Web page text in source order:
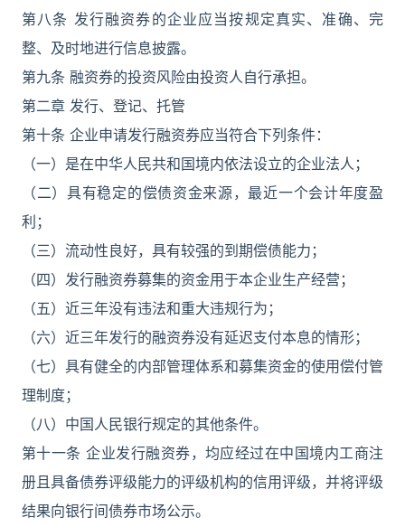
第八条 发行融资券的企业应当按规定真实、准确、完
整、及时地进行信息披露。
第九条 融资券的投资风险由投资人自行承担。
第二章 发行、登记、托管
第十条 企业申请发行融资券应当符合下列条件：
（一）是在中华人民共和国境内依法设立的企业法人；
（二）具有稳定的偿债资金来源，最近一个会计年度盈
利；
（三）流动性良好，具有较强的到期偿债能力；
（四）发行融资券募集的资金用于本企业生产经营；
（五）近三年没有违法和重大违规行为；
（六）近三年发行的融资券没有延迟支付本息的情形；
（七）具有健全的内部管理体系和募集资金的使用偿付管
理制度；
（八）中国人民银行规定的其他条件。
第十一条 企业发行融资券，均应经过在中国境内工商注
册且具备债券评级能力的评级机构的信用评级，并将评级
结果向银行间债券市场公示。